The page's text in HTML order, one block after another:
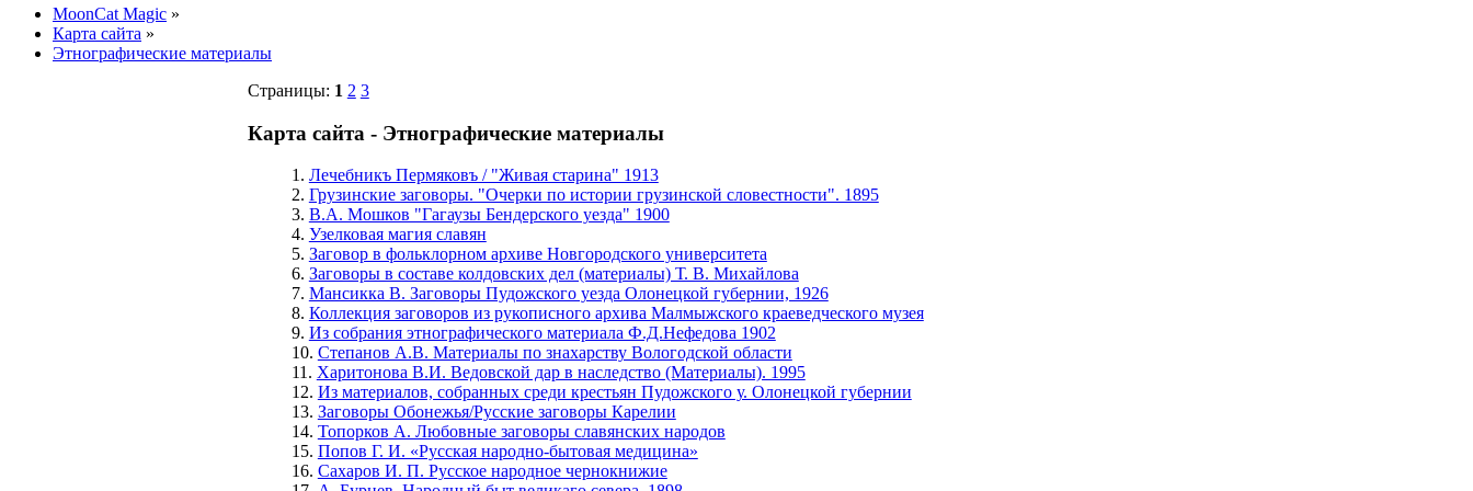
MoonCat Magic »
Карта сайта »
Этнографические материалы
Страницы: 1 2 3
Карта сайта - Этнографические материалы
1. Лечебникъ Пермяковъ / "Живая старина" 1913
2. Грузинские заговоры. "Очерки по истории грузинской словестности". 1895
3. В.А. Мошков "Гагаузы Бендерского уезда" 1900
4. Узелковая магия славян
5. Заговор в фольклорном архиве Новгородского университета
6. Заговоры в составе колдовских дел (материалы) Т. В. Михайлова
7. Мансикка В. Заговоры Пудожского уезда Олонецкой губернии, 1926
8. Коллекция заговоров из рукописного архива Малмыжского краеведческого музея
9. Из собрания этнографического материала Ф.Д.Нефедова 1902
10. Степанов А.В. Материалы по знахарству Вологодской области
11. Харитонова В.И. Ведовской дар в наследство (Материалы). 1995
12. Из материалов, собранных среди крестьян Пудожского у. Олонецкой губернии
13. Заговоры Обонежья/Русские заговоры Карелии
14. Топорков А. Любовные заговоры славянских народов
15. Попов Г. И. «Русская народно-бытовая медицина»
16. Сахаров И. П. Русское народное чернокнижие